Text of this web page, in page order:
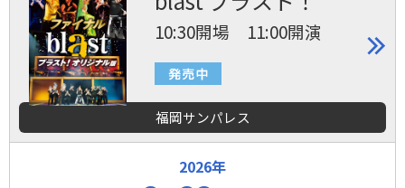
10:30開場 11:00開演
福岡サンパレス
2026年